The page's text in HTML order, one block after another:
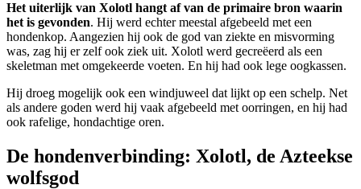
Het uiterlijk van Xolotl hangt af van de primaire bron waarin
het is gevonden. Hij werd echter meestal afgebeeld met een
hondenkop. Aangezien hij ook de god van ziekte en misvorming
was, zag hij er zelf ook ziek uit. Xolotl werd gecreëerd als een
skeletman met omgekeerde voeten. En hij had ook lege oogkassen.
Hij droeg mogelijk ook een windjuweel dat lijkt op een schelp. Net
als andere goden werd hij vaak afgebeeld met oorringen, en hij had
ook rafelige, hondachtige oren.
De hondenverbinding: Xolotl, de Azteekse
wolfsgod